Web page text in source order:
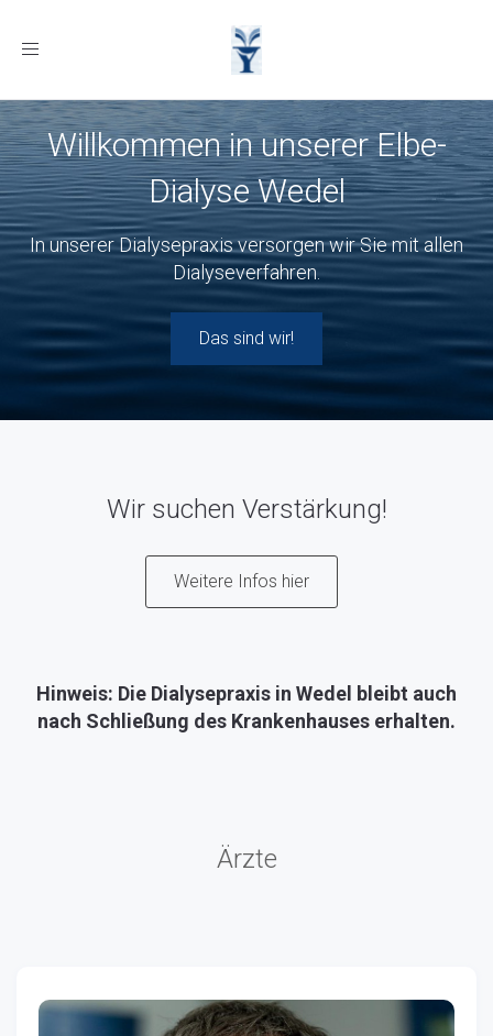
Toggle
Willkommen in unserer Elbe-
Dialyse Wedel
In unserer Dialysepraxis versorgen wir Sie mit allen
Dialyseverfahren.
Das sind wir!
Wir suchen Verstärkung!
Weitere Infos hier
Hinweis: Die Dialysepraxis in Wedel bleibt auch
nach Schließung des Krankenhauses erhalten.
Ärzte